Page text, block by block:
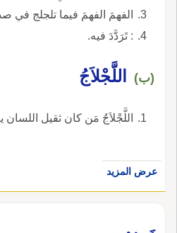
الفهمَ الفهمَ فيما تلجلج في
: تَرَدَّدَ فيه.
(ب) اللَّجْلاَجُ
اللَّجْلاَجُ مَن كان ثقيل اللسان
عرض المزيد